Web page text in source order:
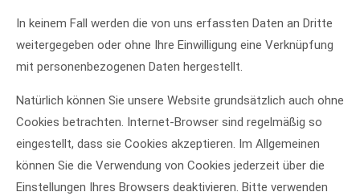
In keinem Fall werden die von uns erfassten Daten an Dritte
weitergegeben oder ohne Ihre Einwilligung eine Verknüpfung
mit personenbezogenen Daten hergestellt.
Natürlich können Sie unsere Website grundsätzlich auch ohne
Cookies betrachten. Internet-Browser sind regelmäßig so
eingestellt, dass sie Cookies akzeptieren. Im Allgemeinen
können Sie die Verwendung von Cookies jederzeit über die
Einstellungen Ihres Browsers deaktivieren. Bitte verwenden